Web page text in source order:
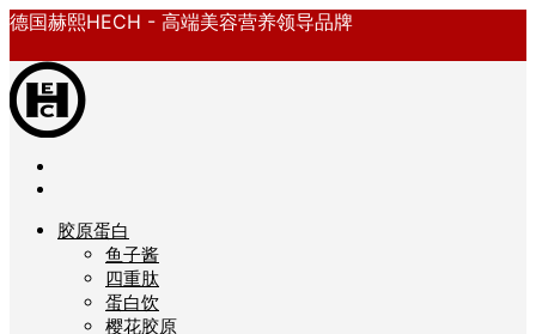
德国赫熙HECH - 高端美容营养领导品牌
胶原蛋白
鱼子酱
四重肽
蛋白饮
樱花胶原